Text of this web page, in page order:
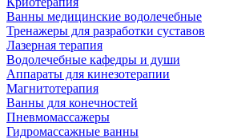
Ванны медицинские водолечебные
Тренажеры для разработки суставов
Лазерная терапия
Водолечебные кафедры и души
Аппараты для кинезотерапии
Магнитотерапия
Ванны для конечностей
Пневмомассажеры
Гидромассажные ванны